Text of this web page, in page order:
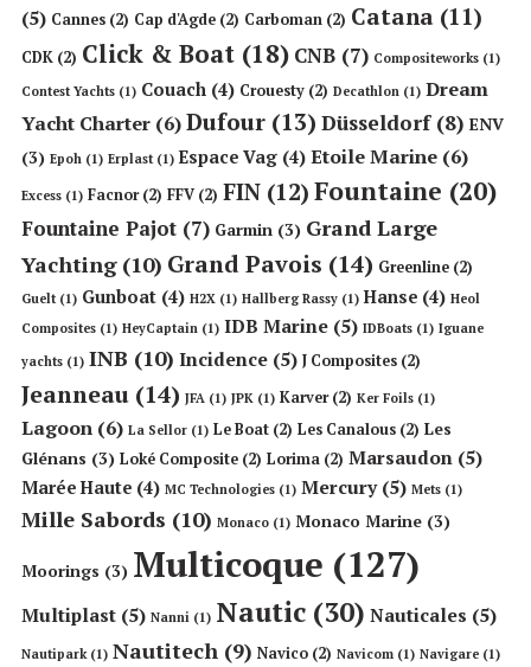
(5) Cannes (2) Cap d'Agde (2) Carboman (2) Catana (11)
CDK (2) Click & Boat (18) CNB (7) Compositeworks (1)
Contest Yachts (1) Couach (4) Crouesty (2) Decathlon (1) Dream
Yacht Charter (6)Dufour (13) Düsseldorf(8) ENV
(3) Epoh (1) Erplast (1) Espace Vag (4) Etoile Marine (6)
Excess (1) Facnor(2) FFV (2) FIN (12) Fountaine (20)
Fountaine Pajot (7) Garmin (3) Grand Large
Yachting(10) Grand Pavois (14) Greenline (2)
Guelt (1) Gunboat (4) H2X (1) Hallberg Rassy (1) Hanse (4) Heol
Composites (1) HeyCaptain (1) IDB Marine (5) IDBoats (1) Iguane
yachts (1) INB (10) Incidence (5) J Composites (2)
Jeanneau (14) JFA (1) JPK (1) Karver(2) Ker Foils (1)
Lagoon (6) La Sellor (1) Le Boat (2) Les Canalous (2) Les
Glénans (3) Loké Composite (2) Lorima (2) Marsaudon (5)
Marée Haute (4) MC Technologies (1) Mercury(5) Mets (1)
Mille Sabords (10) Monaco (1) Monaco Marine (3)
Moorings (3) Multicoque (127)
Multiplast (5) Nanni (1) Nautic (30) Nauticales (5)
Nautipark (1) Nautitech (9) Navico (2) Navicom (1) Navigare (1)